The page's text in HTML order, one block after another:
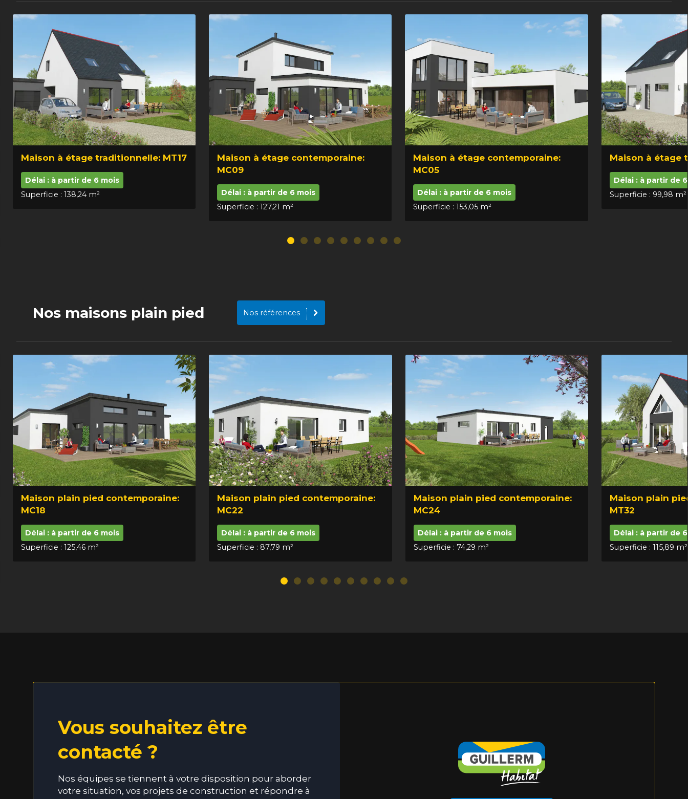
Maison à étage traditionnelle: MT17
Délai : à partir de 6 mois
Superficie : 138,24 m²
Maison à étage contemporaine:
MC09
Délai : à partir de 6 mois
Superficie : 127,21 m²
Maison à étage contemporaine:
MC05
Délai : à partir de 6 mois
Superficie : 153,05 m²
Maison à étage
Délai : à partir de
Superficie : 99,98 m²
Nos maisons plain pied Nos références
Maison plain pied contemporaine:
MC18
Délai : à partir de 6 mois
Superficie : 125,46 m²
Maison plain pied contemporaine:
MC22
Délai : à partir de 6 mois
Superficie : 87,79 m²
Maison plain pied contemporaine:
MC24
Délai : à partir de 6 mois
Superficie : 74,29 m²
Maison plain
MT32
Délai : à partir de
Superficie : 115,89 m²
Vous souhaitez être
contacté ?
Nos équipes se tiennent à votre disposition pour aborder
votre situation, vos projets de construction et répondre à